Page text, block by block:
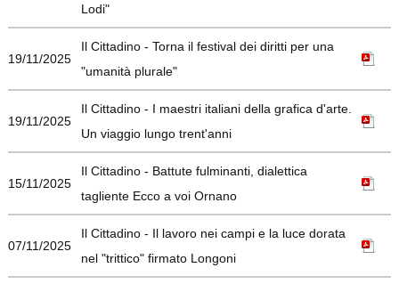
Lodi"
19/11/2025
Il Cittadino - Torna il festival dei diritti per una
"umanità plurale"
19/11/2025
Il Cittadino - I maestri italiani della grafica d'arte.
Un viaggio lungo trent'anni
15/11/2025
Il Cittadino - Battute fulminanti, dialettica
tagliente Ecco a voi Ornano
07/11/2025
Il Cittadino - Il lavoro nei campi e la luce dorata
nel "trittico" firmato Longoni